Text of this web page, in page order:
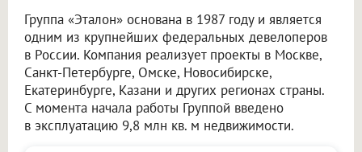
Группа «Эталон» основана в 1987 году и является
одним из крупнейших федеральных девелоперов
в России. Компания реализует проекты в Москве,
Санкт-Петербурге, Омске, Новосибирске,
Екатеринбурге, Казани и других регионах страны.
С момента начала работы Группой введено
в эксплуатацию 9,8 млн кв. м недвижимости.